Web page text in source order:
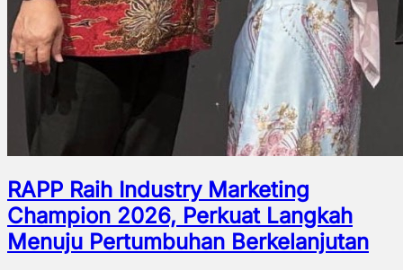
RAPP Raih Industry Marketing
Champion 2026, Perkuat Langkah
Menuju Pertumbuhan Berkelanjutan